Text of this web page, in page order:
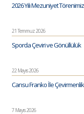
2026 Yılı Mezuniyet
21 Temmuz 2026
Sporda Çeviri ve Gönüllülük
22 Mayıs 2026
Cansu Franko İle
7 Mayıs 2026